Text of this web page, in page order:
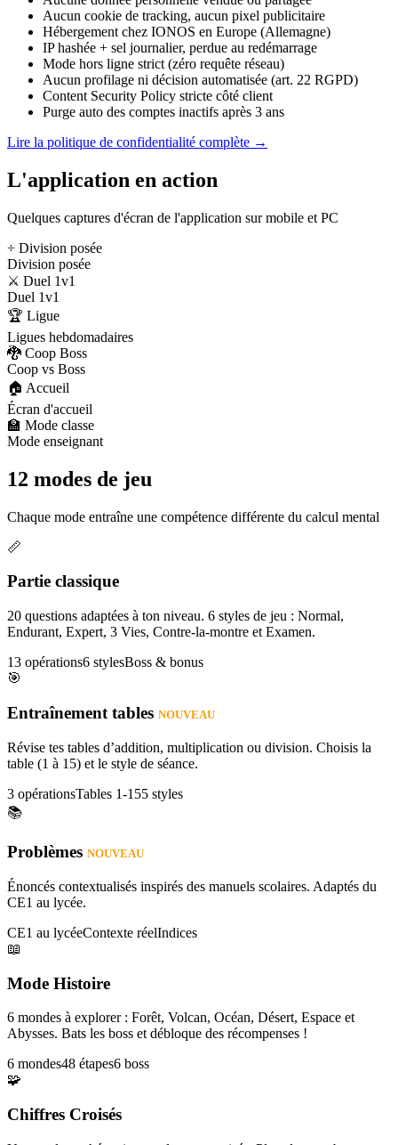
Aucun cookie de tracking, aucun pixel publicitaire
Hébergement chez IONOS en Europe (Allemagne)
IP hashée + sel journalier, perdue au redémarrage
Mode hors ligne strict (zéro requête réseau)
Aucun profilage ni décision automatisée (art. 22 RGPD)
Content Security Policy stricte côté client
Purge auto des comptes inactifs après 3 ans
Lire la politique de confidentialité complète →
L'application en action
Quelques captures d'écran de l'application sur mobile et PC
÷ Division posée
Division posée
⚔️ Duel 1v1
Duel 1v1
🏆 Ligue
Ligues hebdomadaires
🐉 Coop Boss
Coop vs Boss
🏠 Accueil
Écran d'accueil
🏫 Mode classe
Mode enseignant
12 modes de jeu
Chaque mode entraîne une compétence différente du calcul mental
📏
Partie classique
20 questions adaptées à ton niveau. 6 styles de jeu : Normal,
Endurant, Expert, 3 Vies, Contre-la-montre et Examen.
13 opérations6 stylesBoss & bonus
🎯
Entraînement tables NOUVEAU
Révise tes tables d’addition, multiplication ou division. Choisis la
table (1 à 15) et le style de séance.
3 opérationsTables 1-155 styles
📚
Problèmes NOUVEAU
Énoncés contextualisés inspirés des manuels scolaires. Adaptés du
CE1 au lycée.
CE1 au lycéeContexte réelIndices
📖
Mode Histoire
6 mondes à explorer : Forêt, Volcan, Océan, Désert, Espace et
Abysses. Bats les boss et débloque des récompenses !
6 mondes48 étapes6 boss
🧩
Chiffres Croisés